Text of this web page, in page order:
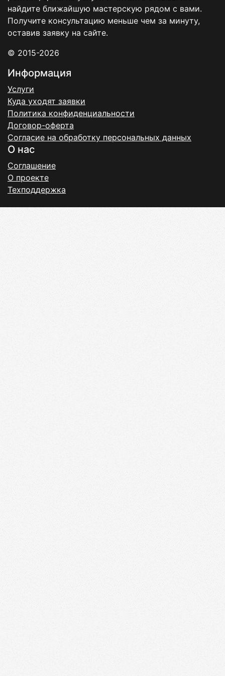
найдите ближайшую мастерскую рядом с вами.
Получите консультацию меньше чем за минуту,
оставив заявку на сайте.
© 2015-2026
Информация
Услуги
Куда уходят заявки
Политика конфиденциальности
Договор-оферта
Согласие на обработку персональных данных
О нас
Соглашение
О проекте
Техподдержка